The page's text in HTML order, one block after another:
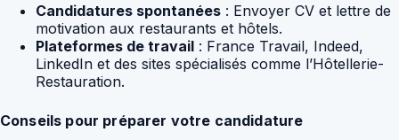
Candidatures spontanées : Envoyer CV et lettre de
motivation aux restaurants et hôtels.
Plateformes de travail : France Travail, Indeed,
LinkedIn et des sites spécialisés comme l’Hôtellerie-
Restauration.
Conseils pour préparer votre candidature